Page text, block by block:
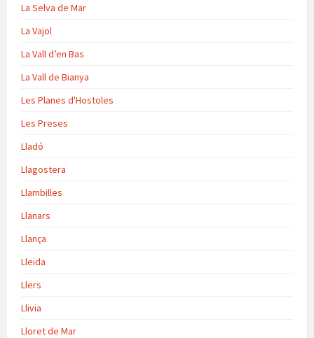
La Selva de Mar
La Vajol
La Vall d’en Bas
La Vall de Bianya
Les Planes d'Hostoles
Les Preses
Lladó
Llagostera
Llambilles
Llanars
Llança
Lleida
Llers
Llivia
Lloret de Mar